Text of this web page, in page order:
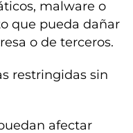
malware o
que pueda dañar
o de terceros.
restringidas sin
afectar